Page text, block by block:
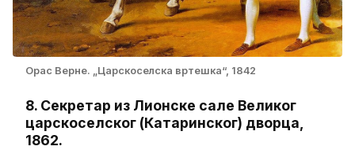
Орас Верне. „Царскоселска вртешка“, 1842
8. Секретар из Лионске сале Великог
царскоселског (Катаринског) дворца,
1862.